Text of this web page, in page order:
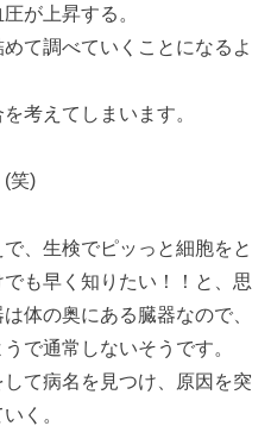
が上昇する。
て調べていくことになるよ
考えてしまいます。
(笑)
、生検でピッっと細胞をと
も早く知りたい！！と、思
体の奥にある臓器なので、
で通常しないそうです。
て病名を見つけ、原因を突
く。